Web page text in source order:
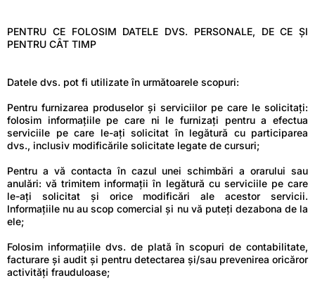
PENTRU CE FOLOSIM DATELE DVS. PERSONALE, DE CE ȘI
PENTRU CÂT TIMP
Datele dvs. pot fi utilizate în următoarele scopuri:
Pentru furnizarea produselor și serviciilor pe care le solicitați:
folosim informațiile pe care ni le furnizați pentru a efectua
serviciile pe care le-ați solicitat în legătură cu participarea
dvs., inclusiv modificările solicitate legate de cursuri;
Pentru a vă contacta în cazul unei schimbări a orarului sau
anulări: vă trimitem informații în legătură cu serviciile pe care
le-ați solicitat și orice modificări ale acestor servicii.
Informațiile nu au scop comercial și nu vă puteți dezabona de la
ele;
Folosim informațiile dvs. de plată în scopuri de contabilitate,
facturare și audit și pentru detectarea și/sau prevenirea oricăror
activități frauduloase;